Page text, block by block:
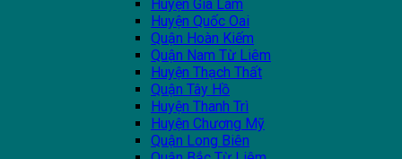
Huyện Gia Lâm
Huyện Quốc Oai
Quận Hoàn Kiếm
Quận Nam Từ Liêm
Huyện Thạch Thất
Quận Tây Hồ
Huyện Thanh Trì
Huyện Chương Mỹ
Quận Long Biên